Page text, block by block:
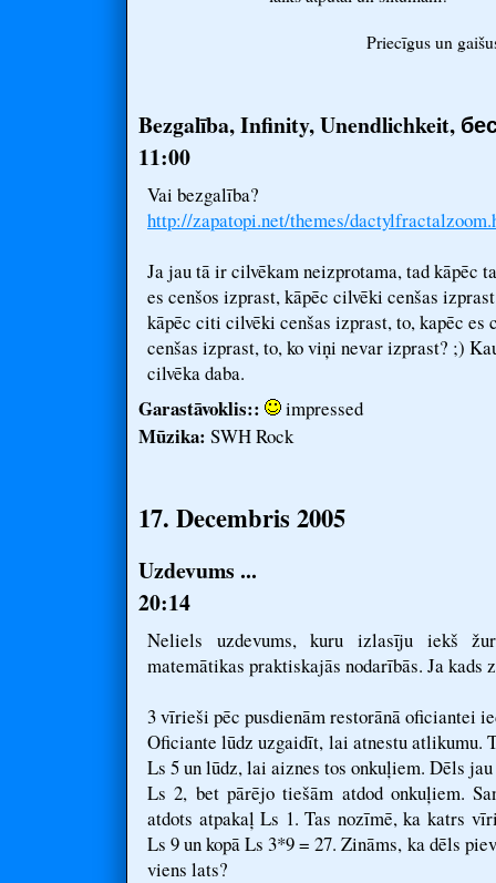
Priecīgus un
Bezgalība, Infinity, Unendlichkeit,
11:00
Vai bezgalība?
http://zapatopi.net/themes/dactylfractal
Ja jau tā ir cilvēkam neizprotama, tad kāpēc
es cenšos izprast, kāpēc cilvēki cenšas
kāpēc citi cilvēki cenšas izprast, to, kapēc es
cenšas izprast, to, ko viņi nevar izprast? ;)
cilvēka daba.
Garastāvoklis:: impressed
Mūzika: SWH Rock
17. Decembris 2005
Uzdevums ...
20:14
Neliels uzdevums, kuru izlasīju iekš
matemātikas praktiskajās nodarībās. Ja kads
3 vīrieši pēc pusdienām restorānā oficiantei
Oficiante lūdz uzgaidīt, lai atnestu atlikumu.
Ls 5 un lūdz, lai aiznes tos onkuļiem. Dēls
Ls 2, bet pārējo tiešām atdod onkuļiem.
atdots atpakaļ Ls 1. Tas nozīmē, ka katrs
Ls 9 un kopā Ls 3*9 = 27. Zināms, ka dēls
viens lats?